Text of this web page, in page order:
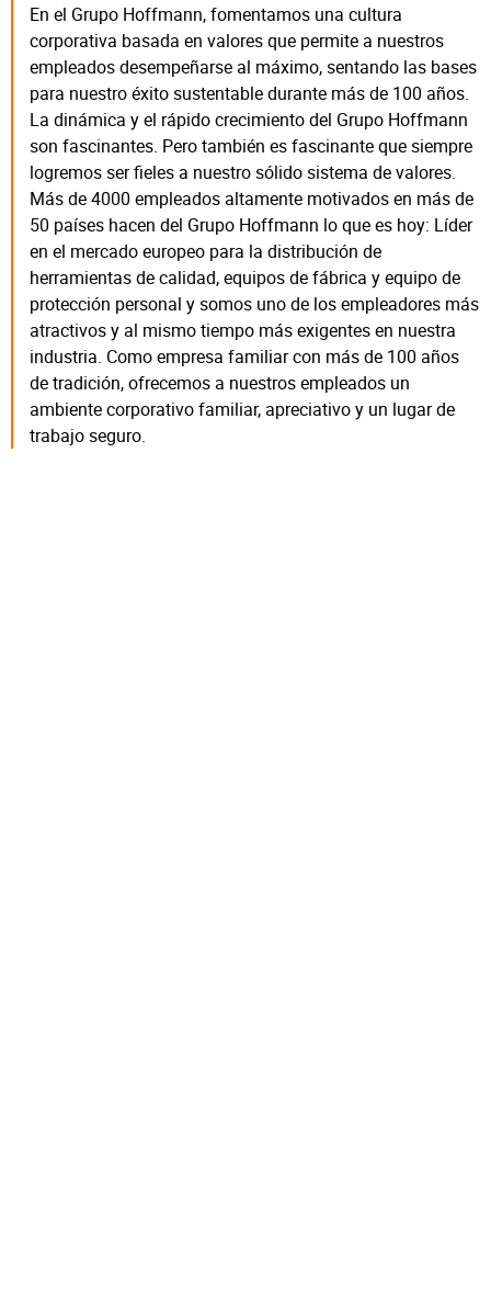
En el Grupo Hoffmann, fomentamos una cultura
corporativa basada en valores que permite a nuestros
empleados desempeñarse al máximo, sentando las bases
para nuestro éxito sustentable durante más de 100 años.
La dinámica y el rápido crecimiento del Grupo Hoffmann
son fascinantes. Pero también es fascinante que siempre
logremos ser fieles a nuestro sólido sistema de valores.
Más de 4000 empleados altamente motivados en más de
50 países hacen del Grupo Hoffmann lo que es hoy: Líder
en el mercado europeo para la distribución de
herramientas de calidad, equipos de fábrica y equipo de
protección personal y somos uno de los empleadores más
atractivos y al mismo tiempo más exigentes en nuestra
industria. Como empresa familiar con más de 100 años
de tradición, ofrecemos a nuestros empleados un
ambiente corporativo familiar, apreciativo y un lugar de
trabajo seguro.